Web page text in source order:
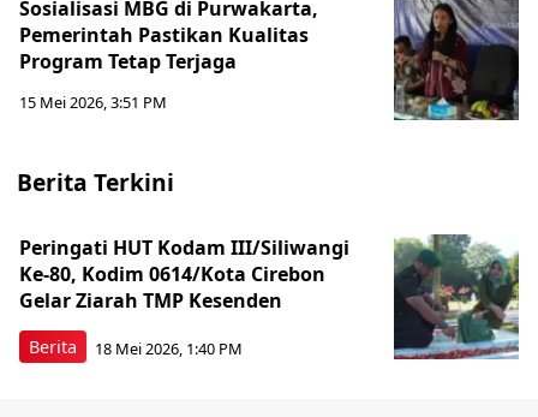
Sosialisasi MBG di Purwakarta,
Pemerintah Pastikan Kualitas
Program Tetap Terjaga
15 Mei 2026, 3:51 PM
Berita Terkini
Berita
Peringati HUT Kodam III/Siliwangi
Ke-80, Kodim 0614/Kota Cirebon
Gelar Ziarah TMP Kesenden
18 Mei 2026, 1:40 PM